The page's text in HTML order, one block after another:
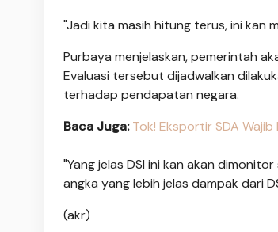
"Jadi kita masih hitung terus, ini kan
Purbaya menjelaskan, pemerintah
Evaluasi tersebut dijadwalkan
terhadap pendapatan negara.
Baca Juga: Tok! Eksportir SDA
"Yang jelas DSI ini kan akan
angka yang lebih jelas dampak dari
(akr)